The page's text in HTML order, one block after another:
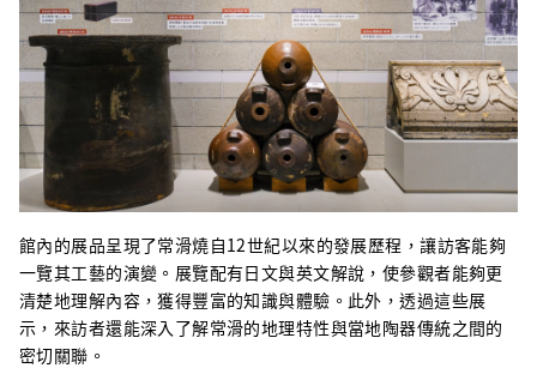
館內的展品呈現了常滑燒自12世紀以來的發展歷程，讓訪客能夠
一覽其工藝的演變。展覽配有日文與英文解說，使參觀者能夠更
清楚地理解內容，獲得豐富的知識與體驗。此外，透過這些展
示，來訪者還能深入了解常滑的地理特性與當地陶器傳統之間的
密切關聯。